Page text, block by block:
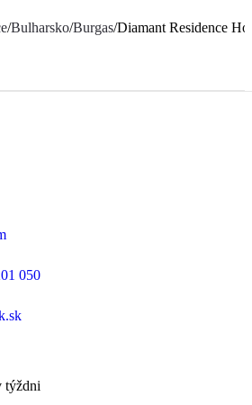
/Bulharsko/Burgas/Diamant Residence
050
týždni